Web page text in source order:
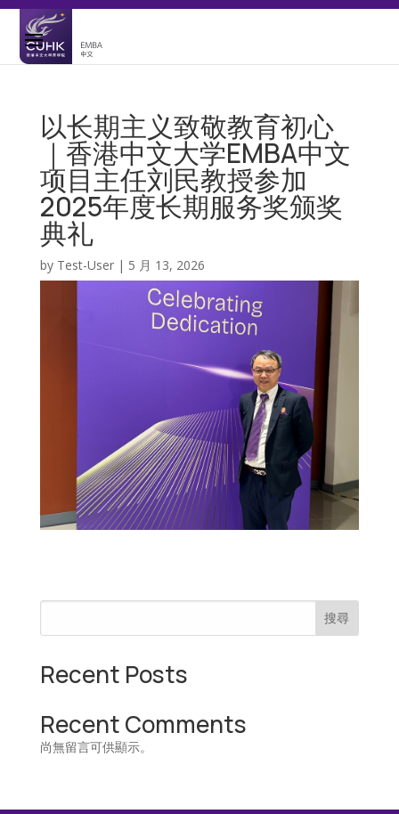
以长期主义致敬教育初心
｜香港中文大学EMBA中文
项目主任刘民教授参加
2025年度长期服务奖颁奖
典礼
by Test-User| 5 月 13, 2026
搜尋
Recent Posts
Recent Comments
尚無留言可供顯示。